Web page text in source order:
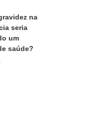
na
seria
um
saúde?